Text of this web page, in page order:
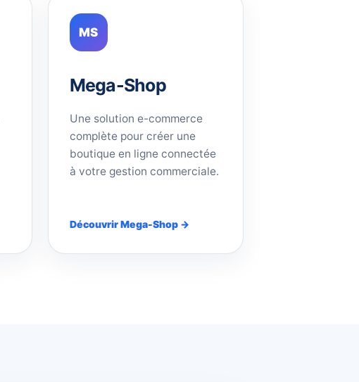
MS
Mega-Shop
Une solution e-commerce
complète pour créer une
boutique en ligne connectée
à votre gestion commerciale.
Découvrir Mega-Shop →